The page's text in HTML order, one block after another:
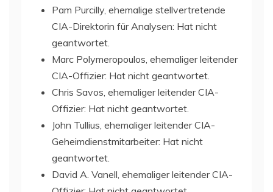
Pam Purcilly, ehemalige stellvertretende
CIA-Direktorin für Analysen: Hat nicht
geantwortet.
Marc Polymeropoulos, ehemaliger leitender
CIA-Offizier: Hat nicht geantwortet.
Chris Savos, ehemaliger leitender CIA-
Offizier: Hat nicht geantwortet.
John Tullius, ehemaliger leitender CIA-
Geheimdienstmitarbeiter: Hat nicht
geantwortet.
David A. Vanell, ehemaliger leitender CIA-